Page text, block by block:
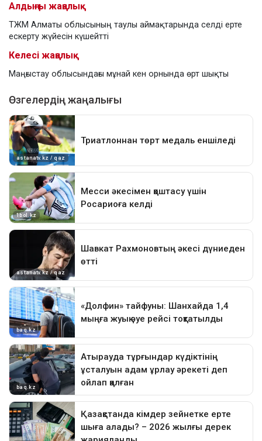
Алдыңғы жаңалық
ТЖМ Алматы облысының таулы аймақтарында селді ерте
ескерту жүйесін күшейтті
Келесі жаңалық
Маңғыстау облысындағы мұнай кен орнында өрт шықты